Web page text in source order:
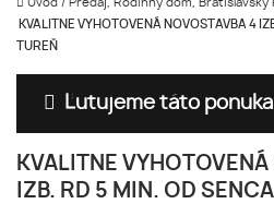
Úvod / Predaj, Rodinný dom, Bratislavský
KVALITNE VYHOTOVENÁ NOVOSTAVBA 4
TUREŇ
Ľutujeme táto
KVALITNE
IZB. RD 5 MIN. OD